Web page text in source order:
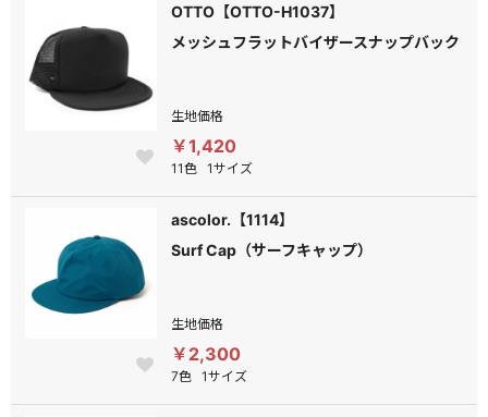
OTTO【OTTO-H1037】
メッシュフラットバイザースナップバック
生地価格
￥1,420
11色 1サイズ
ascolor.【1114】
Surf Cap（サーフキャップ）
生地価格
￥2,300
7色 1サイズ